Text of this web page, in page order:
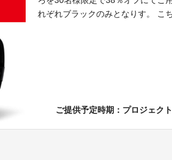
れぞれブラックのみとなりす。 こ
ご提供予定時期：プロジェク